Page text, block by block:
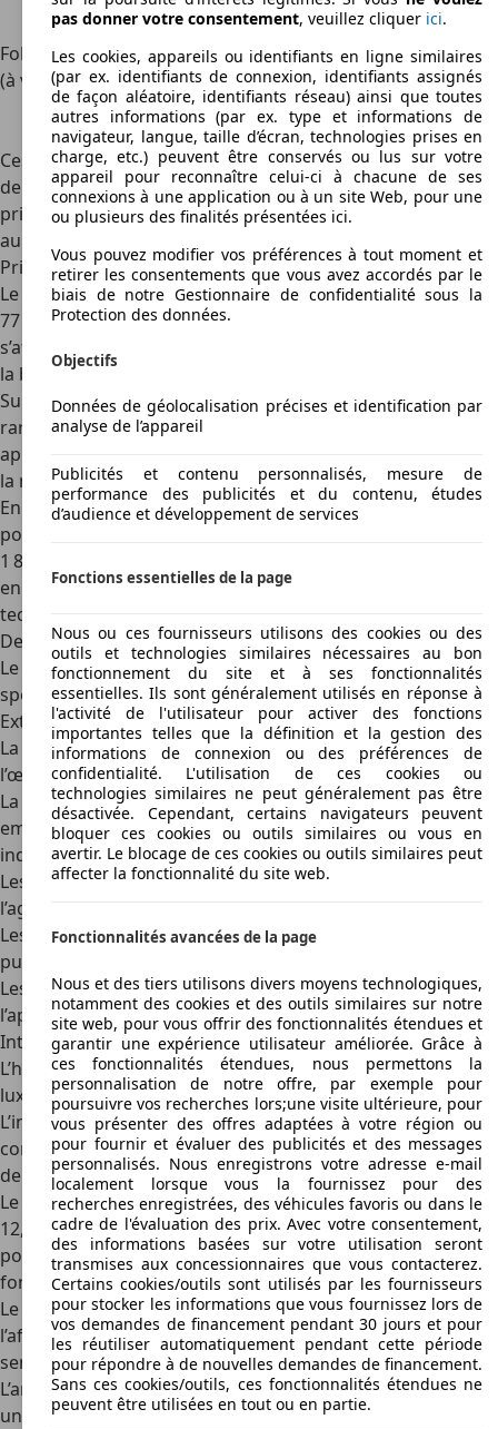
la sportivité Maserati.
Folgore
(à venir)
La version Folgore, attendue pour 2025, promet
un design spécifique, une calandre fermée et des
finitions intérieures exclusives, tout en offrant une
motorisation électrique puissante et silencieuse.
Ces différentes finitions permettent auMaserati Grecale
de séduire une clientèle variée, allant de ceux qui
privilégient l’élégance discrète à ceux qui veulent un SUV
au tempérament explosif.
Prix
Le prix neuf duMaserati Grecale débute aux alentours de
77 000 € pour la version GT. Les versions Modena
s’affichent autour de 85 000 €, tandis que la Trofeo franchit
la barre des 115 000 €, selon les options choisies.
Sur le marché belge de l’occasion, le modèle est encore
rare, mais les premiers exemplaires commencent à
apparaître, généralement entre 65 000 € et 95 000 € selon
la motorisation et le kilométrage.
En leasing, les mensualités débutent autour de 1 100 €
pour les versions mild hybrid et peuvent atteindre plus de
1 800 € pour la Trofeo. Les coûts d’entretien restent élevés
en raison du standingMaseratiet de la complexité
technique des motorisations.
Design
Le
Maserati Grecaleincarne à la perfection l’élégance
sportive italienne, tant à l’extérieur qu’à l’intérieur.
Extérieur : l’élégance sportive à l’italienne
La silhouette duMaserati Grecale
attire immédiatement
l’œil par ses proportions dynamiques.
La calandre Maserati à grandes lamelles verticales,
emblème de la marque, confère au SUV une présence
indéniable sur la route.
Les phares LED effilés inspirés de la MC20 accentuent
l’agressivité du regard.
Les lignes sculptées des flancs renforcent la perception de
puissance, tout en conservant une certaine fluidité.
Les jantes, allant de 19 à 21 pouces, changent radicalement
l’apparence du véhicule selon la finition choisie.
Intérieur : artisanat italien et high-tech
L’habitacle duMaserati Grecaleest un subtil mélange de
luxe et de modernité.
L’intérieur se distingue par des matériaux haut de gamme,
comme le cuir pleine fleur, l’Alcantara ou les inserts en fibre
de carbone, selon la version.
Le système multimédia MIA s’affiche sur un écran tactile de
12,3 pouces, complété par un second écran inférieur de 8,8
pouces pour la gestion de laclimatisation et d’autres
fonctions.
Le Digital Cluster personnalisable permet d’adapter
l’affichage aux préférences du conducteur, renforçant le
sentiment d’exclusivité.
L’ambiance lumineuse intérieure est paramétrable, créant
une atmosphère élégante et sophistiquée, fidèle à l’esprit
pas donner votre consentement, veuillez cliquer ici.
Les cookies, appareils ou identifiants en ligne similaires
(par ex. identifiants de connexion, identifiants assignés
de façon aléatoire, identifiants réseau) ainsi que toutes
autres informations (par ex. type et informations de
navigateur, langue, taille d’écran, technologies prises en
charge, etc.) peuvent être conservés ou lus sur votre
appareil pour reconnaître celui-ci à chacune de ses
connexions à une application ou à un site Web, pour une
ou plusieurs des finalités présentées ici.
Vous pouvez modifier vos préférences à tout moment et
retirer les consentements que vous avez accordés par le
biais de notre Gestionnaire de confidentialité sous la
Protection des données.
Objectifs
Données de géolocalisation précises et identification par
analyse de l’appareil
Publicités et contenu personnalisés, mesure de
performance des publicités et du contenu, études
d’audience et développement de services
Fonctions essentielles de la page
Nous ou ces fournisseurs utilisons des cookies ou des
outils et technologies similaires nécessaires au bon
fonctionnement du site et à ses fonctionnalités
essentielles. Ils sont généralement utilisés en réponse à
l'activité de l'utilisateur pour activer des fonctions
importantes telles que la définition et la gestion des
informations de connexion ou des préférences de
confidentialité. L'utilisation de ces cookies ou
technologies similaires ne peut généralement pas être
désactivée. Cependant, certains navigateurs peuvent
bloquer ces cookies ou outils similaires ou vous en
avertir. Le blocage de ces cookies ou outils similaires peut
affecter la fonctionnalité du site web.
Fonctionnalités avancées de la page
Nous et des tiers utilisons divers moyens technologiques,
notamment des cookies et des outils similaires sur notre
site web, pour vous offrir des fonctionnalités étendues et
garantir une expérience utilisateur améliorée. Grâce à
ces fonctionnalités étendues, nous permettons la
personnalisation de notre offre, par exemple pour
poursuivre vos recherches lors;une visite ultérieure, pour
vous présenter des offres adaptées à votre région ou
pour fournir et évaluer des publicités et des messages
personnalisés. Nous enregistrons votre adresse e-mail
localement lorsque vous la fournissez pour des
recherches enregistrées, des véhicules favoris ou dans le
cadre de l'évaluation des prix. Avec votre consentement,
des informations basées sur votre utilisation seront
transmises aux concessionnaires que vous contacterez.
Certains cookies/outils sont utilisés par les fournisseurs
pour stocker les informations que vous fournissez lors de
vos demandes de financement pendant 30 jours et pour
les réutiliser automatiquement pendant cette période
pour répondre à de nouvelles demandes de financement.
Sans ces cookies/outils, ces fonctionnalités étendues ne
peuvent être utilisées en tout ou en partie.